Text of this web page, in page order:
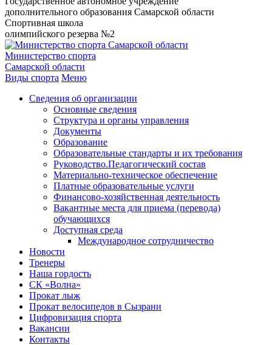
дополнительного образования Самарской области
Спортивная школа
олимпийского резерва №2
Министерство спорта
Самарской области
Виды спорта Меню
Сведения об организации
Основные сведения
Структура и органы управления
Документы
Образование
Образовательные стандарты и их требования
Руководство.Педагогический состав
Материально-техническое обеспечение
Платные образовательные услуги
Финансово-хозяйственная деятельность
Вакантные места для приема (перевода)
обучающихся
Доступная среда
Международное сотрудничество
Новости
Тренеры
Наша гордость
СК «Волна»
Прокат лыж
Прокат велосипедов в Сызрани
Цифровизация спорта
Вакансии
Контакты